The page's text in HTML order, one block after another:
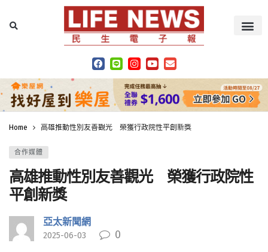
Home 高雄推動性別友善觀光 榮獲行政院性平創新獎
合作媒體
高雄推動性別友善觀光 榮獲行政院性
平創新獎
亞太新聞網
2025-06-03 0